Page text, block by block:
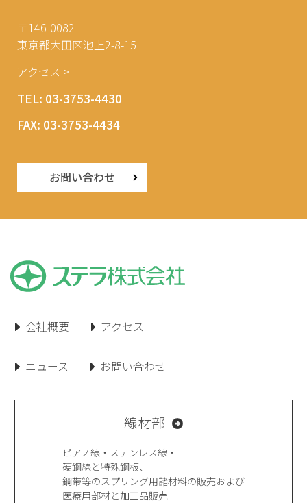
〒146-0082
東京都大田区池上2-8-15
アクセス >
TEL: 03-3753-4430
FAX: 03-3753-4434
お問い合わせ
会社概要 アクセス
ニュース お問い合わせ
線材部
ピアノ線・ステンレス線・
硬鋼線と特殊鋼板、
鋼帯等のスプリング用諸材料の販売および
医療用部材と加工品販売